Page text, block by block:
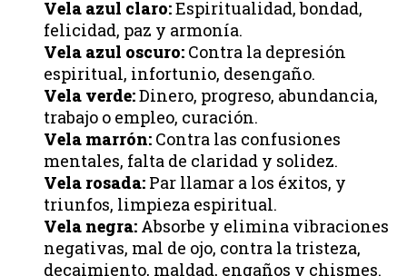
Vela azul claro:Espiritualidad, bondad,
felicidad, paz y armonía.
Vela azul oscuro: Contra la depresión
espiritual, infortunio, desengaño.
Vela verde:Dinero, progreso, abundancia,
trabajo o empleo, curación.
Vela marrón: Contra las confusiones
mentales, falta de claridad y solidez.
Vela rosada: Par llamar a los éxitos, y
triunfos, limpieza espiritual.
Vela negra: Absorbe y elimina vibraciones
negativas, mal de ojo, contra la tristeza,
decaimiento, maldad, engaños y chismes.